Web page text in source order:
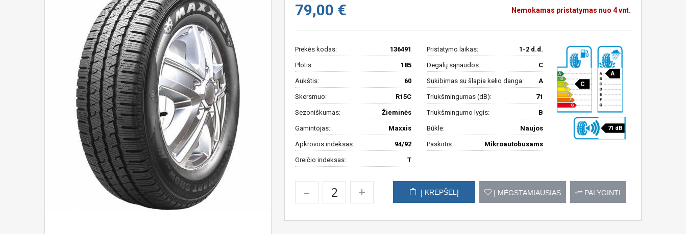
79,00 € Nemokamas pristatymas nuo 4 vnt.
Prekės kodas: 136491 Pristatymo laikas: 1-2 d.d.
Plotis: 185
Aukštis: 60
Skersmuo: R15C
Sezoniškumas: Žieminės
Gamintojas: Maxxis
Apkrovos indeksas: 94/92
Greičio indeksas: T
Degalų sąnaudos: C
Sukibimas su šlapia kelio danga: A
Triukšmingumas (dB): 71
Triukšmingumo lygis: B
Būklė: Naujos
Paskirtis: Mikroautobusams
C
A
71 dB
– + Į KREPŠELĮ Į MĖGSTAMIAUSIAS PALYGINTI